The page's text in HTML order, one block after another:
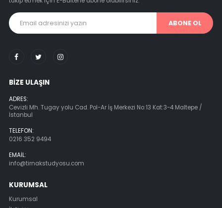
ABONE OL
BIZE ULAŞIN
ADRES:
Cevizli Mh. Tugay yolu Cad. Pol-Ar İş Merkezi No:13 Kat:3-4 Maltepe /
İstanbul
TELEFON:
0216 352 9494
EMAIL:
info@tirnakstudyosu.com
KURUMSAL
Kurumsal